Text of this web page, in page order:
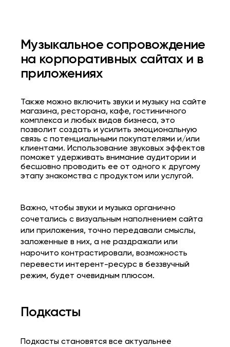
Музыкальное сопровождение
на корпоративных сайтах и в
приложениях
Также можно включить звуки и музыку на сайте
магазина, ресторана, кафе, гостиничного
комплекса и любых видов бизнеса, это
позволит создать и усилить эмоциональную
связь с потенциальными покупателями и/или
клиентами. Использование звуковых эффектов
поможет удерживать внимание аудитории и
бесшовно проводить ее от одного к другому
этапу знакомства с продуктом или услугой.
Важно, чтобы звуки и музыка органично
сочетались с визуальным наполнением сайта
или приложения, точно передавали смыслы,
заложенные в них, а не раздражали или
нарочито контрастировали, возможность
перевести интерент-ресурс в беззвучный
режим, будет очевидным плюсом.
Подкасты
Подкасты становятся все актуальнее